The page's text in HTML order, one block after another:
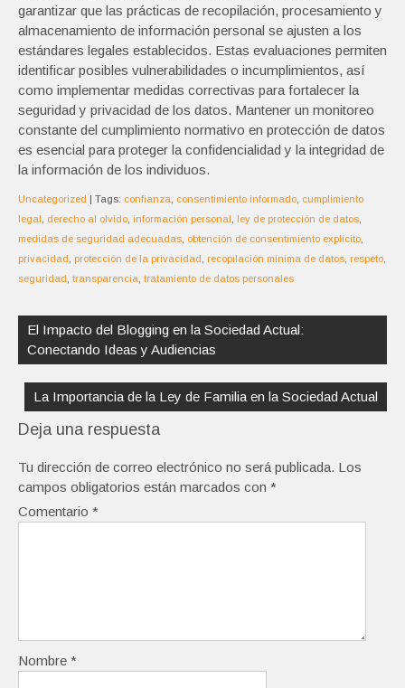
garantizar que las prácticas de recopilación, procesamiento y
almacenamiento de información personal se ajusten a los
estándares legales establecidos. Estas evaluaciones permiten
identificar posibles vulnerabilidades o incumplimientos, así
como implementar medidas correctivas para fortalecer la
seguridad y privacidad de los datos. Mantener un monitoreo
constante del cumplimiento normativo en protección de datos
es esencial para proteger la confidencialidad y la integridad de
la información de los individuos.
Uncategorized | Tags: confianza consentimiento informado cumplimiento
legal
derecho al olvido información personal ley de protección de datos
medidas de seguridad adecuadas obtención de consentimiento explícito
privacidad
protección de la privacidad recopilación mínima de datos respeto
seguridad transparencia tratamiento de datos personales
de
entradas
El Impacto del Blogging en la Sociedad Actual:
Conectando Ideas y Audiencias
La Importancia de la Ley de Familia en la Sociedad Actual
Deja una respuesta
Tu dirección de correo electrónico no será publicada. Los
campos obligatorios están marcados con *
Comentario *
Nombre *